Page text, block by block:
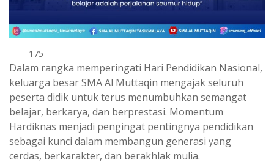
175
Dalam rangka memperingati Hari Pendidikan Nasional,
keluarga besar SMA Al Muttaqin mengajak seluruh
peserta didik untuk terus menumbuhkan semangat
belajar, berkarya, dan berprestasi. Momentum
Hardiknas menjadi pengingat pentingnya pendidikan
sebagai kunci dalam membangun generasi yang
cerdas, berkarakter, dan berakhlak mulia.